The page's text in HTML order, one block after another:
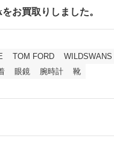
お買取りしました。
TOM FORD WILDSWANS
眼鏡 腕時計 靴